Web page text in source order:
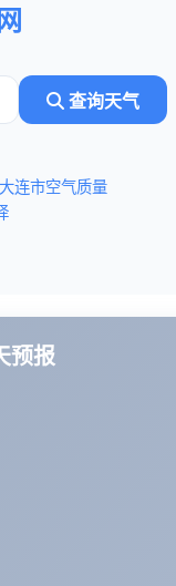
查询天气
大连市空气质量
预报